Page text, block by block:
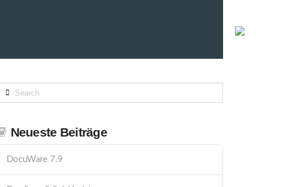
Search
Neueste Beiträge
DocuWare 7.9